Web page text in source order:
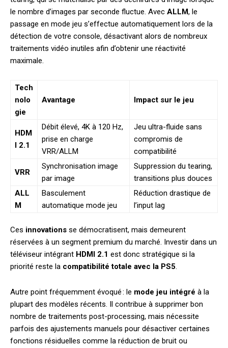
le nombre d’images par seconde fluctue. Avec ALLM, le
passage en mode jeu s’effectue automatiquement lors de la
détection de votre console, désactivant alors de nombreux
traitements vidéo inutiles afin d’obtenir une réactivité
maximale.
Tech
nolo
gie
Avantage Impact sur le jeu
HDM
I 2.1
Débit élevé, 4K à 120 Hz,
prise en charge
VRR/ALLM
Jeu ultra-fluide sans
compromis de
compatibilité
VRR
Synchronisation image
par image
Suppression du tearing,
transitions plus douces
ALL
M
Basculement
automatique mode jeu
Réduction drastique de
l’input lag
Ces innovations se démocratisent, mais demeurent
réservées à un segment premium du marché. Investir dans un
téléviseur intégrant HDMI 2.1 est donc stratégique si la
priorité reste la compatibilité totale avec la PS5.
Autre point fréquemment évoqué : le mode jeu intégré à la
plupart des modèles récents. Il contribue à supprimer bon
nombre de traitements post-processing, mais nécessite
parfois des ajustements manuels pour désactiver certaines
fonctions résiduelles comme la réduction de bruit ou